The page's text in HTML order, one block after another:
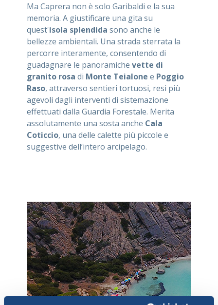
Ma Caprera non è solo Garibaldi e la sua
memoria. A giustificare una gita su
quest'isola splendida sono anche le
bellezze ambientali. Una strada sterrata la
percorre interamente, consentendo di
guadagnare le panoramiche vette di
granito rosa di Monte Teialone e Poggio
Raso, attraverso sentieri tortuosi, resi più
agevoli dagli interventi di sistemazione
effettuati dalla Guardia Forestale. Merita
assolutamente una sosta anche Cala
Coticcio, una delle calette più piccole e
suggestive dell’intero arcipelago.